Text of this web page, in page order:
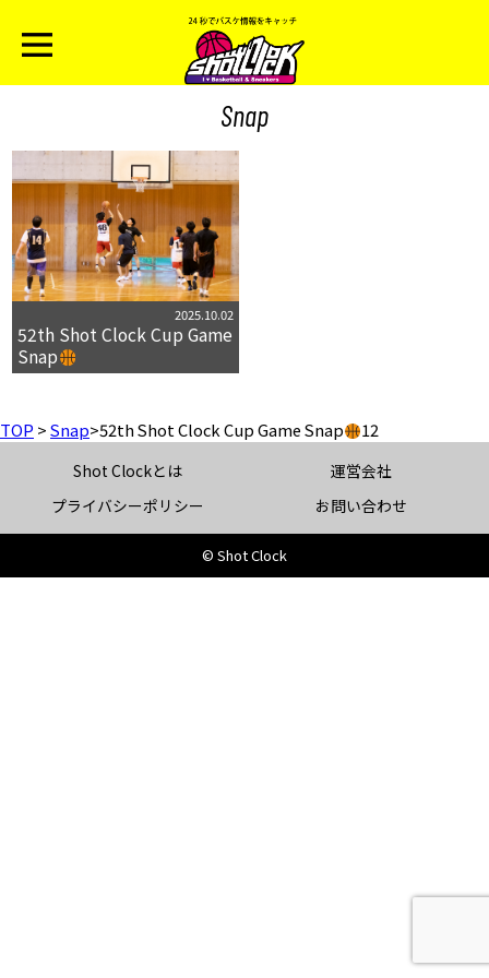
Snap
2025.10.02
52th Shot Clock Cup Game
Snap
TOP >Snap>52th Shot Clock Cup Game Snap 12
Shot Clockとは
運営会社
プライバシーポリシー
お問い合わせ
© Shot Clock